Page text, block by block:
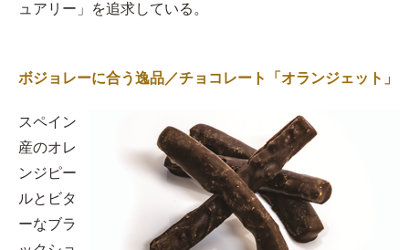
ュアリー」を追求している。
ボジョレーに合う逸品／チョコレート「オランジェット」
スペイン
産のオレ
ンジピー
ルとビタ
ーなブラ